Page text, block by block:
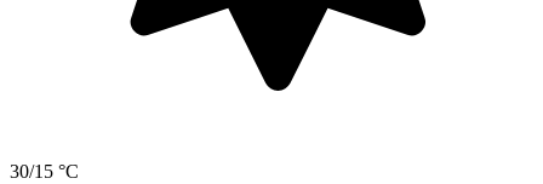
30/15 °C